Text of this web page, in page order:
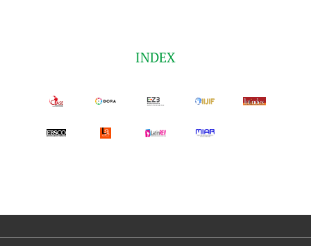
INDEX